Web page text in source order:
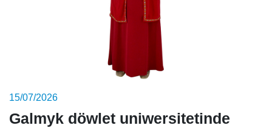
15/07/2026
Galmyk döwlet uniwersitetinde